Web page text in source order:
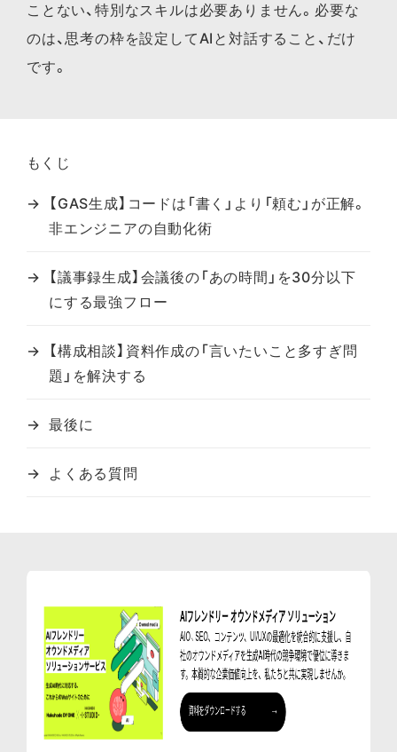
ことない、特別なスキルは必要ありません。必要な
のは、思考の枠を設定してAIと対話すること、だけ
です。
もくじ
【GAS生成】コードは「書く」より「頼む」が正解。
非エンジニアの自動化術
【議事録生成】会議後の「あの時間」を30分以下
にする最強フロー
【構成相談】資料作成の「言いたいこと多すぎ問
題」を解決する
最後に
よくある質問